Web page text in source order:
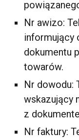
Nr awizo:
informujący
dokumentu
towarów.
Nr dowodu:
wskazujący
z
Nr faktury: